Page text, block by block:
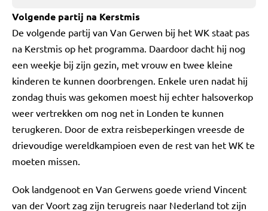
Volgende partij na Kerstmis
De volgende partij van Van Gerwen bij het WK staat pas
na Kerstmis op het programma. Daardoor dacht hij nog
een weekje bij zijn gezin, met vrouw en twee kleine
kinderen te kunnen doorbrengen. Enkele uren nadat hij
zondag thuis was gekomen moest hij echter halsoverkop
weer vertrekken om nog net in Londen te kunnen
terugkeren. Door de extra reisbeperkingen vreesde de
drievoudige wereldkampioen even de rest van het WK te
moeten missen.
Ook landgenoot en Van Gerwens goede vriend Vincent
van der Voort zag zijn terugreis naar Nederland tot zijn